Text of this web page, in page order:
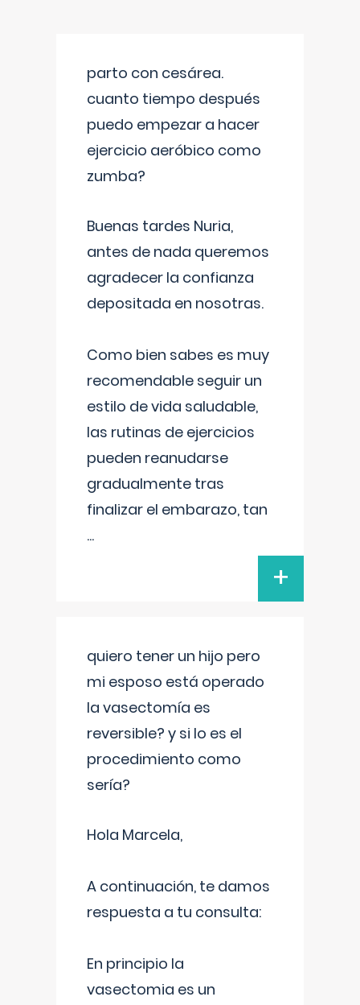
parto con cesárea.
cuanto tiempo después
puedo empezar a hacer
ejercicio aeróbico como
zumba?
Buenas tardes Nuria,
antes de nada queremos
agradecer la confianza
depositada en nosotras.
Como bien sabes es muy
recomendable seguir un
estilo de vida saludable,
las rutinas de ejercicios
pueden reanudarse
gradualmente tras
finalizar el embarazo, tan
...
+
quiero tener un hijo pero
mi esposo está operado
la vasectomía es
reversible? y si lo es el
procedimiento como
sería?
Hola Marcela,
A continuación, te damos
respuesta a tu consulta:
En principio la
vasectomia es un